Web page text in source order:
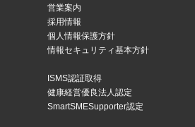
営業案内
採用情報
個人情報保護方針
情報セキュリティ基本方針
ISMS認証取得
健康経営優良法人認定
SmartSMESupporter認定